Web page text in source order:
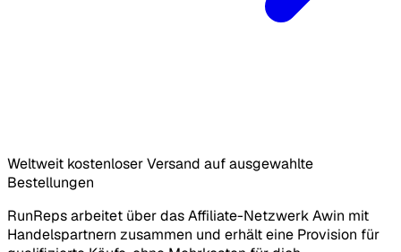
Weltweit kostenloser Versand auf ausgewahlte
Bestellungen
RunReps arbeitet über das Affiliate-Netzwerk Awin mit
Handelspartnern zusammen und erhält eine Provision für